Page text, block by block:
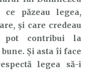
păzeau legea,
și care credeau
pot contribui la
Și asta îi face
legea să-i